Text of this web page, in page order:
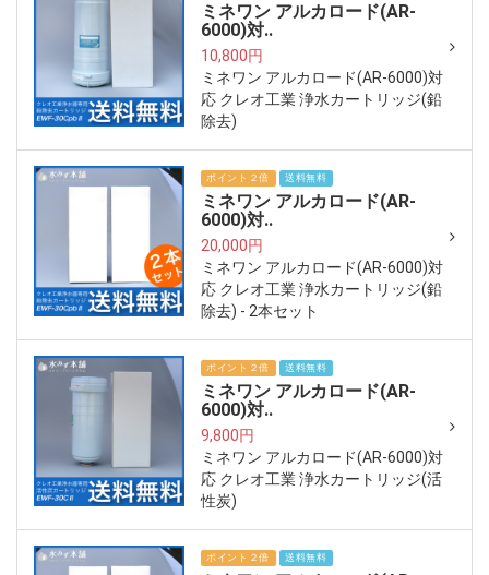
ミネワン アルカロード(AR-
6000)対..
10,800円
ミネワン アルカロード(AR-6000)対
応 クレオ工業 浄水カートリッジ(鉛
除去)
ポイント２倍 送料無料
ミネワン アルカロード(AR-
6000)対..
20,000円
ミネワン アルカロード(AR-6000)対
応 クレオ工業 浄水カートリッジ(鉛
除去) - 2本セット
ポイント２倍 送料無料
ミネワン アルカロード(AR-
6000)対..
9,800円
ミネワン アルカロード(AR-6000)対
応 クレオ工業 浄水カートリッジ(活
性炭)
ポイント２倍 送料無料